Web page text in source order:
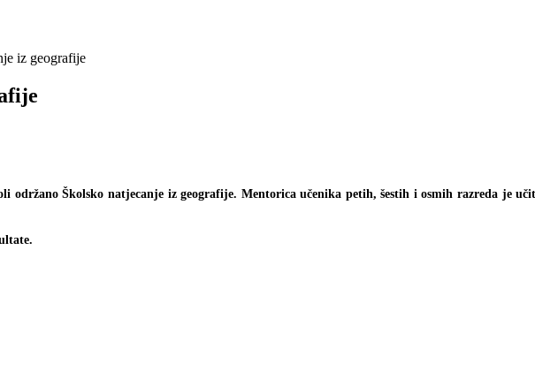
iz geografije
održano Školsko natjecanje iz geografije. Mentorica učenika petih, šestih i osmih razreda je